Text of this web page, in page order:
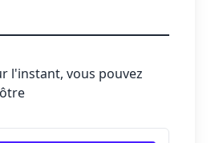
l'instant, vous pouvez